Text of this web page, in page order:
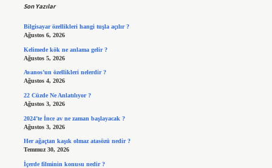
Son Yazılar
Bilgisayar özellikleri hangi tuşla açılır ?
Ağustos 6, 2026
Kelimede kök ne anlama gelir ?
Ağustos 5, 2026
Avanos’un özellikleri nelerdir ?
Ağustos 4, 2026
22 Cüzde Ne Anlatılıyor ?
Ağustos 3, 2026
2024’te İnce av ne zaman başlayacak ?
Ağustos 3, 2026
Her ağaçtan kaşık olmaz atasözü nedir ?
Temmuz 30, 2026
İçerde filminin konusu nedir ?